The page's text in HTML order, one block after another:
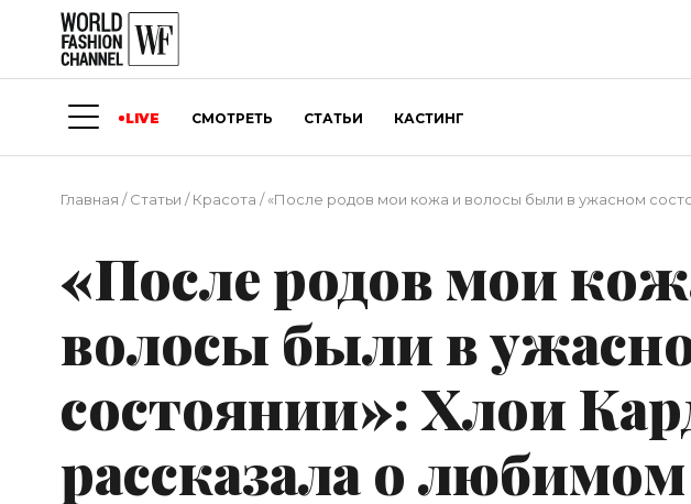
LIVE СМОТРЕТЬ СТАТЬИ КАСТИНГ
Главная /Статьи /Красота /«После родов мои кожа и волосы были в ужасном
«После родов мои
волосы были в
состоянии»: Хлои
рассказала о